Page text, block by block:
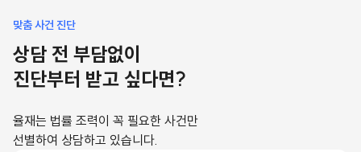
맞춤 사건 진단
상담 전 부담없이
진단부터 받고 싶다면?
율재는 법률 조력이 꼭 필요한 사건만
선별하여 상담하고 있습니다.